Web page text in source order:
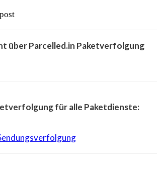
über Parcelled.in Paketverfolgung
für alle Paketdienste: